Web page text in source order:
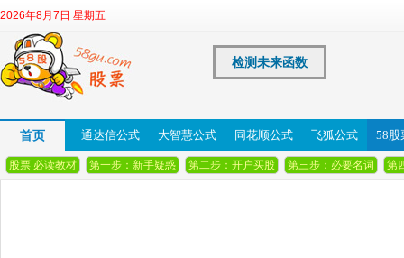
2026年8月7日 星期五
检测未来函数
首页 通达信公式 大智慧公式 同花顺公式 飞狐公式 58股
股票 必读教材 第一步：新手疑惑 第二步：开户买股 第三步：必要名词 第